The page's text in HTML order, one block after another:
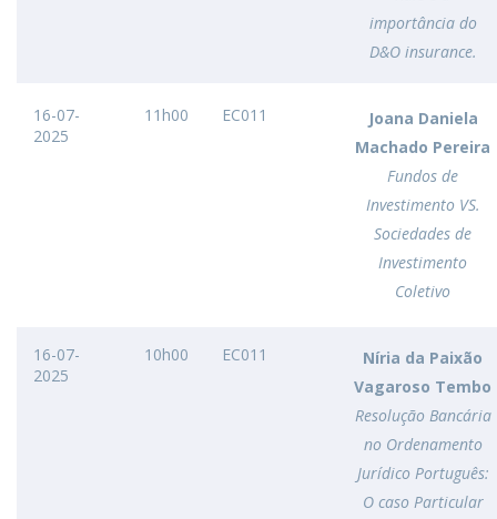
importância do
D&O insurance.
16-07-
2025
11h00 EC011
Joana Daniela
Machado Pereira
Fundos de
Investimento VS.
Sociedades de
Investimento
Coletivo
16-07-
2025
10h00 EC011
Níria da Paixão
Vagaroso Tembo
Resolução Bancária
no Ordenamento
Jurídico Português:
O caso Particular